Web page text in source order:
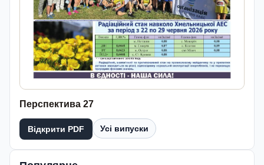
Перспектива 27
Відкрити PDF Усі випуски